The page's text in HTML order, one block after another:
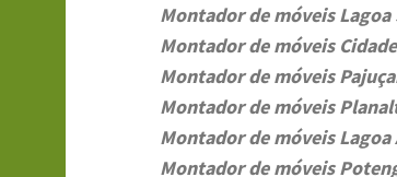
Montador de móveis Lagoa
Montador de móveis
Montador de móveis
Montador de móveis
Montador de móveis Lagoa
Montador de móveis